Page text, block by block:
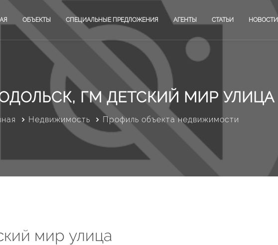
ОБЪЕКТЫ СПЕЦИАЛЬНЫЕ ПРЕДЛОЖЕНИЯ АГЕНТЫ СТАТЬИ НОВОСТИ
ГМ ДЕТСКИЙ МИР УЛИЦА
Недвижимость Профиль объекта недвижимости
мир улица